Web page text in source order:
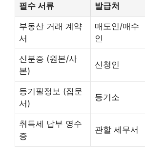
필수 서류 발급처
부동산 거래 계약
서
매도인/매수
인
신분증 (원본/사
본)
신청인
등기필정보 (집문
서)
등기소
취득세 납부 영수
증
관할 세무서